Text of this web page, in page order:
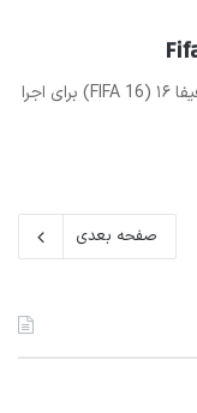
سیستم مورد نیاز و سیستم پیشنهادی برای بازی فیفا ۱۶ (FIFA 16) برای اجرا
صفحه بعدی